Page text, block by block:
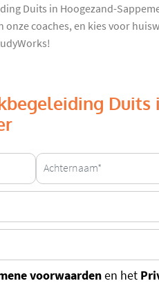
Duits in Hoogezand-
onze coaches, en kies voor
Duits
voorwaardenen het